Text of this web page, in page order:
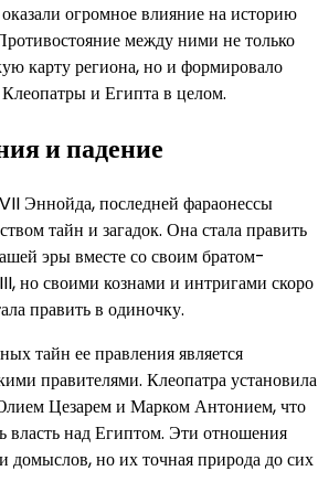
огромное влияние на историю
между ними не только
карту региона, но и формировало
Клеопатры и Египта в целом.
и падение
Эннойда, последней фараонессы
тайн и загадок. Она стала править
эры вместе со своим братом-
но своими кознами и интригами скоро
править в одиночку.
тайн ее правления является
правителями. Клеопатра установила
Цезарем и Марком Антонием, что
власть над Египтом. Эти отношения
домыслов, но их точная природа до сих